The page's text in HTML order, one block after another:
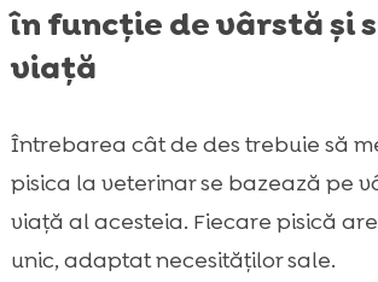
în funcție de vârstă și
viață
Întrebarea cât de des trebuie să
pisica la veterinar se bazează pe
viață al acesteia. Fiecare pisică
unic, adaptat necesităților sale.